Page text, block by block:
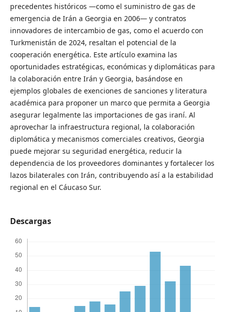
precedentes históricos —como el suministro de gas de
emergencia de Irán a Georgia en 2006— y contratos
innovadores de intercambio de gas, como el acuerdo con
Turkmenistán de 2024, resaltan el potencial de la
cooperación energética. Este artículo examina las
oportunidades estratégicas, económicas y diplomáticas para
la colaboración entre Irán y Georgia, basándose en
ejemplos globales de exenciones de sanciones y literatura
académica para proponer un marco que permita a Georgia
asegurar legalmente las importaciones de gas iraní. Al
aprovechar la infraestructura regional, la colaboración
diplomática y mecanismos comerciales creativos, Georgia
puede mejorar su seguridad energética, reducir la
dependencia de los proveedores dominantes y fortalecer los
lazos bilaterales con Irán, contribuyendo así a la estabilidad
regional en el Cáucaso Sur.
Descargas